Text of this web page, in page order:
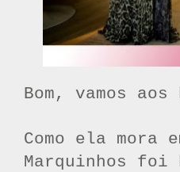
Bom, vamos
Como ela mora
Marquinhos foi